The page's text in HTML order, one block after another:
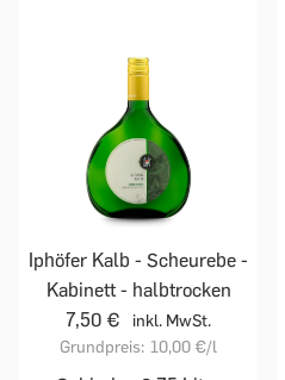
Iphöfer Kalb - Scheurebe -
Kabinett - halbtrocken
7,50 €
inkl. MwSt.
Grundpreis: 10,00 €/l